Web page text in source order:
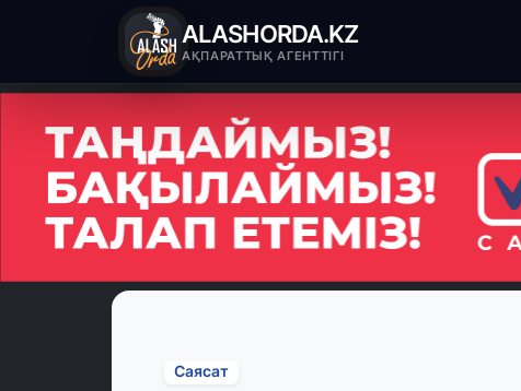
ALASHORDA.KZ
АҚПАРАТТЫҚ АГЕНТТІГІ
Саясат